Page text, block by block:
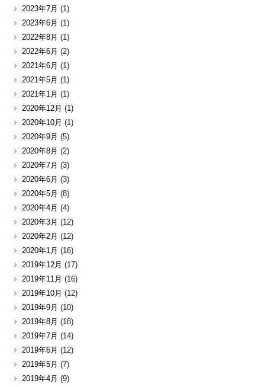
2023年7月 (1)
2023年6月 (1)
2022年8月 (1)
2022年6月 (2)
2021年6月 (1)
2021年5月 (1)
2021年1月 (1)
2020年12月 (1)
2020年10月 (1)
2020年9月 (5)
2020年8月 (2)
2020年7月 (3)
2020年6月 (3)
2020年5月 (8)
2020年4月 (4)
2020年3月 (12)
2020年2月 (12)
2020年1月 (16)
2019年12月 (17)
2019年11月 (16)
2019年10月 (12)
2019年9月 (10)
2019年8月 (18)
2019年7月 (14)
2019年6月 (12)
2019年5月 (7)
2019年4月 (9)